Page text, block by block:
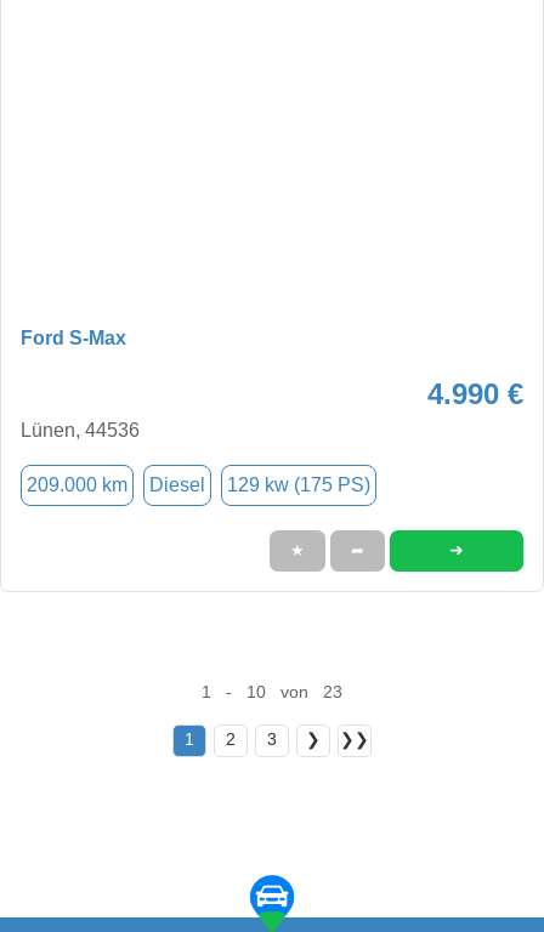
Ford S-Max
4.990 €
Lünen, 44536
209.000 km Diesel 129 kw (175 PS)
★ ➦ ➜
1 - 10 von 23
1 2 3 ❯ ❯❯